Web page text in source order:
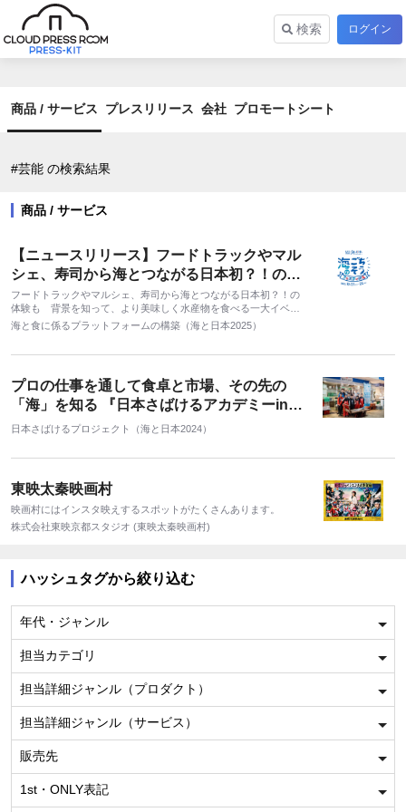
検索 ログイン
商品 / サービス プレスリリース 会社 プロモートシート
#芸能 の検索結果
商品 / サービス
【ニュースリリース】フードトラックやマル
シェ、寿司から海とつながる日本初？！の体
験も 背景を知って、より美味しく水産物を
食べる一大イベント「海のごちそうフェステ
ィバル2023」開催決定！
フードトラックやマルシェ、寿司から海とつながる日本初？！の
体験も 背景を知って、より美味しく水産物を食べる一大イベン
ト
海と食に係るプラットフォームの構築（海と日本2025）
プロの仕事を通して食卓と市場、その先の
「海」を知る 『日本さばけるアカデミーin大
阪市中央卸売市場 本場』を開催しました！
日本さばけるプロジェクト（海と日本2024）
東映太秦映画村
映画村にはインスタ映えするスポットがたくさんあります。
株式会社東映京都スタジオ (東映太秦映画村)
ハッシュタグから絞り込む
年代・ジャンル
担当カテゴリ
担当詳細ジャンル（プロダクト）
担当詳細ジャンル（サービス）
販売先
1st・ONLY表記